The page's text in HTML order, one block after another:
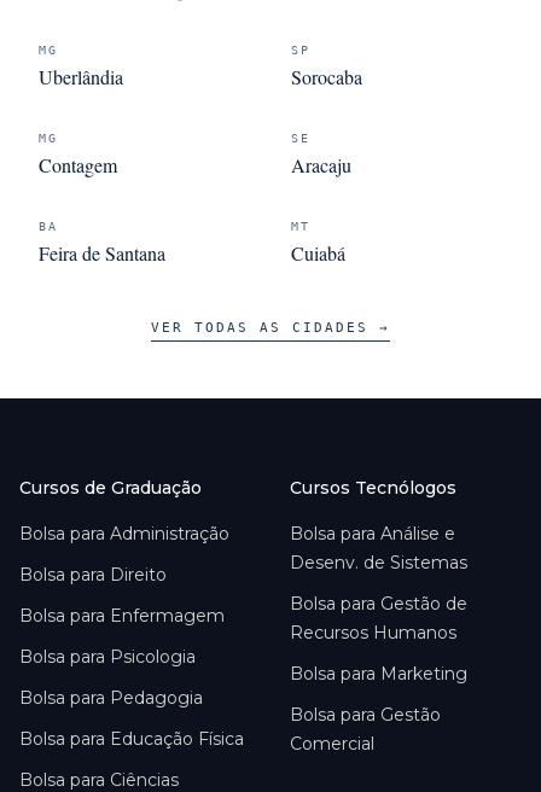
MG
Uberlândia
SP
Sorocaba
MG
Contagem
SE
Aracaju
BA
Feira de Santana
MT
Cuiabá
VER TODAS AS CIDADES →
Cursos de Graduação
Bolsa para Administração
Bolsa para Direito
Bolsa para Enfermagem
Bolsa para Psicologia
Bolsa para Pedagogia
Bolsa para Educação Física
Bolsa para Ciências
Cursos Tecnólogos
Bolsa para Análise e
Desenv. de Sistemas
Bolsa para Gestão de
Recursos Humanos
Bolsa para Marketing
Bolsa para Gestão
Comercial